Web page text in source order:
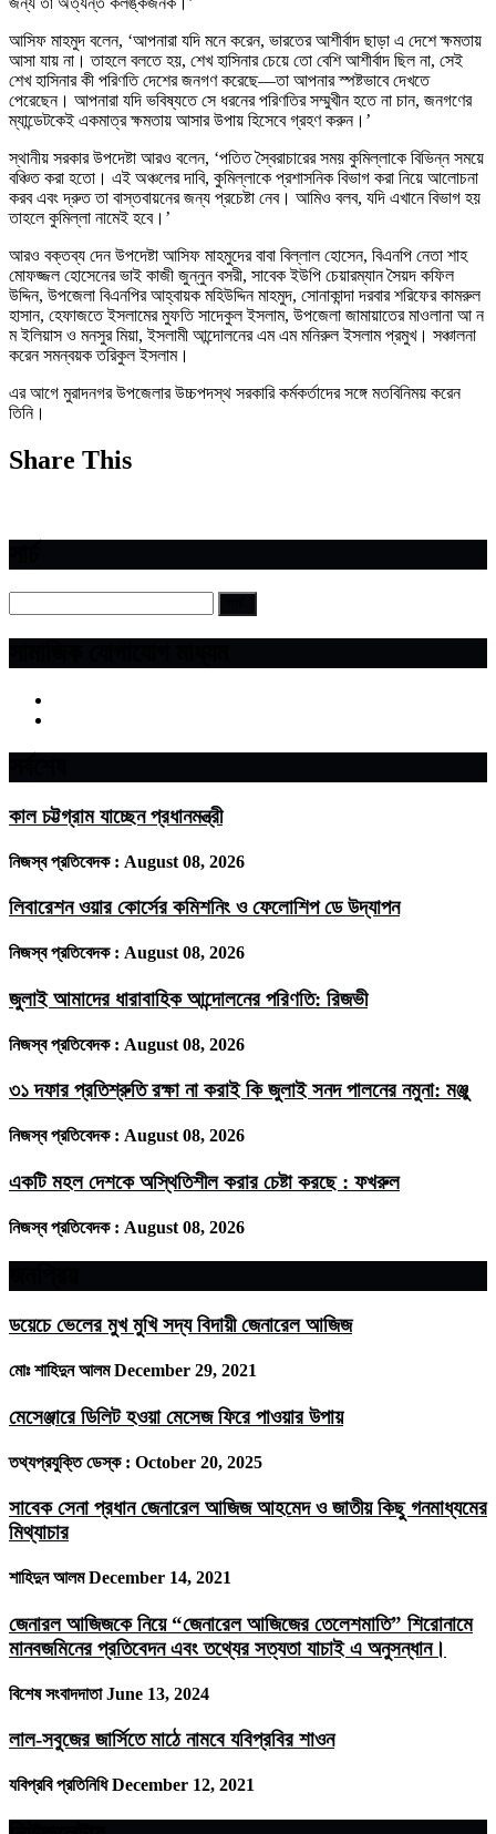
আসিফ মাহমুদ বলেন, ‘আপনারা যদি মনে করেন, ভারতের আশীর্বাদ ছাড়া এ দেশে ক্ষমতায়
আসা যায় না। তাহলে বলতে হয়, শেখ হাসিনার চেয়ে তো বেশি আশীর্বাদ ছিল না, সেই
শেখ হাসিনার কী পরিণতি দেশের জনগণ করেছে—তা আপনার স্পষ্টভাবে দেখতে
পেরেছেন। আপনারা যদি ভবিষ্যতে সে ধরনের পরিণতির সম্মুখীন হতে না চান, জনগণের
ম্যান্ডেটকেই একমাত্র ক্ষমতায় আসার উপায় হিসেবে গ্রহণ করুন।’
স্থানীয় সরকার উপদেষ্টা আরও বলেন, ‘পতিত স্বৈরাচারের সময় কুমিল্লাকে বিভিন্ন সময়ে
বঞ্চিত করা হতো। এই অঞ্চলের দাবি, কুমিল্লাকে প্রশাসনিক বিভাগ করা নিয়ে আলোচনা
করব এবং দ্রুত তা বাস্তবায়নের জন্য প্রচেষ্টা নেব। আমিও বলব, যদি এখানে বিভাগ হয়
তাহলে কুমিল্লা নামেই হবে।’
আরও বক্তব্য দেন উপদেষ্টা আসিফ মাহমুদের বাবা বিল্লাল হোসেন, বিএনপি নেতা শাহ
মোফজ্জল হোসেনের ভাই কাজী জুন্নুন বসরী, সাবেক ইউপি চেয়ারম্যান সৈয়দ কফিল
উদ্দিন, উপজেলা বিএনপির আহ্বায়ক মহিউদ্দিন মাহমুদ, সোনাকান্দা দরবার শরিফের কামরুল
হাসান, হেফাজতে ইসলামের মুফতি সাদেকুল ইসলাম, উপজেলা জামায়াতের মাওলানা আ ন
ম ইলিয়াস ও মনসুর মিয়া, ইসলামী আন্দোলনের এম এম মনিরুল ইসলাম প্রমুখ। সঞ্চালনা
করেন সমন্বয়ক তরিকুল ইসলাম।
এর আগে মুরাদনগর উপজেলার উচ্চপদস্থ সরকারি কর্মকর্তাদের সঙ্গে মতবিনিময় করেন
তিনি।
Share This
কাল চট্টগ্রাম যাচ্ছেন প্রধানমন্ত্রী
নিজস্ব প্রতিবেদক : August 08, 2026
লিবারেশন ওয়ার কোর্সের কমিশনিং ও ফেলোশিপ ডে উদ্‌যাপন
নিজস্ব প্রতিবেদক : August 08, 2026
জুলাই আমাদের ধারাবাহিক আন্দোলনের পরিণতি: রিজভী
নিজস্ব প্রতিবেদক : August 08, 2026
৩১ দফার প্রতিশ্রুতি রক্ষা না করাই কি জুলাই সনদ পালনের নমুনা: মঞ্জু
নিজস্ব প্রতিবেদক : August 08, 2026
একটি মহল দেশকে অস্থিতিশীল করার চেষ্টা করছে : ফখরুল
নিজস্ব প্রতিবেদক : August 08, 2026
ডয়েচে ভেলের মুখ মুখি সদ্য বিদায়ী জেনারেল আজিজ
মোঃ শাহিদুন আলমDecember 29, 2021
মেসেঞ্জারে ডিলিট হওয়া মেসেজ ফিরে পাওয়ার উপায়
তথ্যপ্রযুক্তি ডেস্ক : October 20, 2025
সাবেক সেনা প্রধান জেনারেল আজিজ আহমেদ ও জাতীয় কিছু গনমাধ্যমের
মিথ্যাচার
শাহিদুন আলমDecember 14, 2021
জেনারল আজিজকে নিয়ে “জেনারেল আজিজের তেলেশমাতি” শিরোনামে
মানবজমিনের প্রতিবেদন এবং তথ্যের সত্যতা যাচাই এ অনুসন্ধান।
বিশেষ সংবাদদাতাJune 13, 2024
লাল-সবুজের জার্সিতে মাঠে নামবে যবিপ্রবির শাওন
যবিপ্রবি প্রতিনিধিDecember 12, 2021